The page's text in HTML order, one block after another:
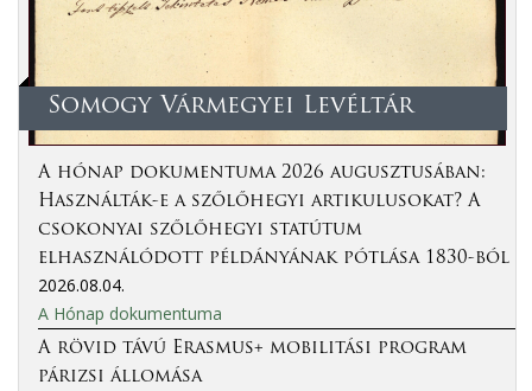
Somogy Vármegyei Levéltár
A hónap dokumentuma 2026 augusztusában:
Használták-e a szőlőhegyi artikulusokat? A
csokonyai szőlőhegyi statútum
elhasználódott példányának pótlása 1830-ból
2026.08.04.
A Hónap dokumentuma
A rövid távú Erasmus+ mobilitási program
párizsi állomása